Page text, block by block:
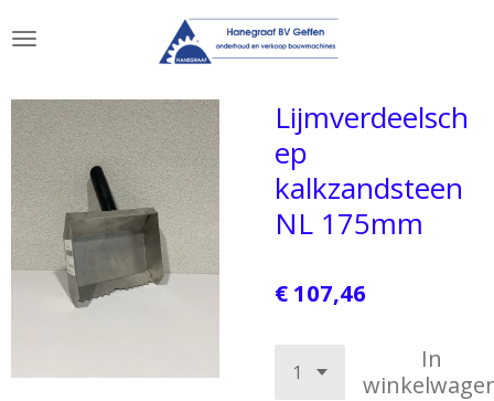
direct
de
hoofdinhoud
Lijmverdeelsch
ep
kalkzandsteen
NL 175mm
€ 107,46
In